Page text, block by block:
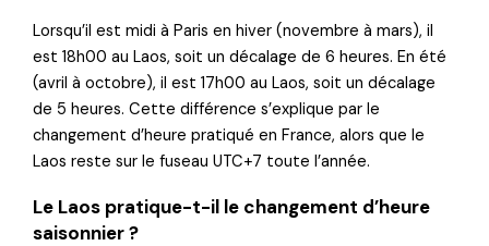
Lorsqu’il est midi à Paris en hiver (novembre à mars), il
est 18h00 au Laos, soit un décalage de 6 heures. En été
(avril à octobre), il est 17h00 au Laos, soit un décalage
de 5 heures. Cette différence s’explique par le
changement d’heure pratiqué en France, alors que le
Laos reste sur le fuseau UTC+7 toute l’année.
Le Laos pratique-t-il le changement d’heure
saisonnier ?